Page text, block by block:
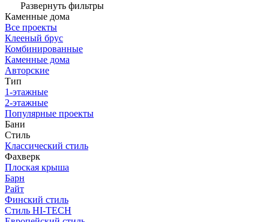
Развернуть фильтры
Каменные дома
Все проекты
Клееный брус
Комбинированные
Каменные дома
Авторские
Тип
1-этажные
2-этажные
Популярные проекты
Бани
Стиль
Классический стиль
Фахверк
Плоская крыша
Барн
Райт
Финский стиль
Стиль HI-TECH